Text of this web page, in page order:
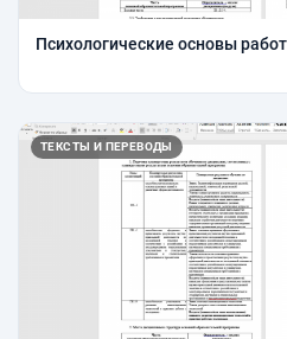
Психологические основы
ТЕКСТЫ И ПЕРЕВОДЫ